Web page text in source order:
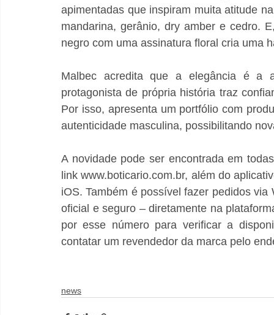
apimentadas que inspiram muita atitude
mandarina, gerânio, dry amber e cedro.
negro com uma assinatura floral cria uma
Malbec acredita que a elegância é a
protagonista de própria história traz
Por isso, apresenta um portfólio com
autenticidade masculina, possibilitando
A novidade pode ser encontrada em
link www.boticario.com.br, além do
iOS. Também é possível fazer pedidos
oficial e seguro – diretamente na
por esse número para verificar a
contatar um revendedor da marca pelo
news